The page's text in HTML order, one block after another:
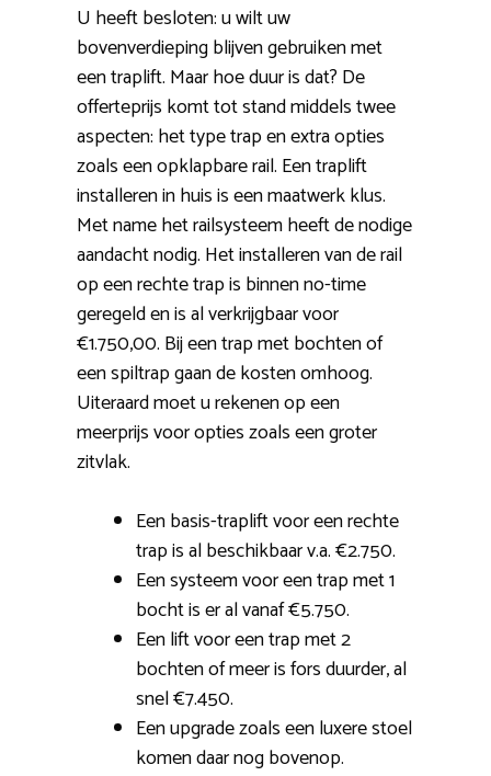
U heeft besloten: u wilt uw
bovenverdieping blijven gebruiken met
een traplift. Maar hoe duur is dat? De
offerteprijs komt tot stand middels twee
aspecten: het type trap en extra opties
zoals een opklapbare rail. Een traplift
installeren in huis is een maatwerk klus.
Met name het railsysteem heeft de nodige
aandacht nodig. Het installeren van de rail
op een rechte trap is binnen no-time
geregeld en is al verkrijgbaar voor
€1.750,00. Bij een trap met bochten of
een spiltrap gaan de kosten omhoog.
Uiteraard moet u rekenen op een
meerprijs voor opties zoals een groter
zitvlak.
Een basis-traplift voor een rechte
trap is al beschikbaar v.a. €2.750.
Een systeem voor een trap met 1
bocht is er al vanaf €5.750.
Een lift voor een trap met 2
bochten of meer is fors duurder, al
snel €7.450.
Een upgrade zoals een luxere stoel
komen daar nog bovenop.